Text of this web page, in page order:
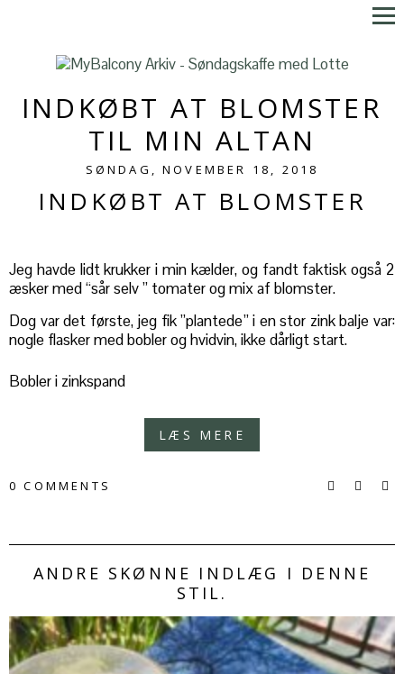
INDKØBT AT BLOMSTER
TIL MIN ALTAN
SØNDAG, NOVEMBER 18, 2018
INDKØBT AT BLOMSTER
Jeg havde lidt krukker i min kælder, og fandt faktisk også 2
æsker med “sår selv ” tomater og mix af blomster.
Dog var det første, jeg fik ”plantede” i en stor zink balje var:
nogle flasker med bobler og hvidvin, ikke dårligt start.
Bobler i zinkspand
LÆS MERE
0 COMMENTS
ANDRE SKØNNE INDLÆG I DENNE
STIL.